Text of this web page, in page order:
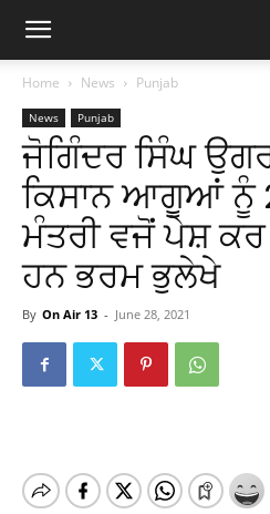
Home News Punjab
News Punjab
ਜੋਗਿੰਦਰ ਸਿੰਘ
ਕਿਸਾਨ ਆਗੂਆਂ ਨੂੰ
ਮੰਤਰੀ ਵਜੋਂ ਪੇਸ਼ ਕਰ
ਹਨ ਭਰਮ ਭੁਲੇਖੇ
By On Air 13 - June 28, 2021